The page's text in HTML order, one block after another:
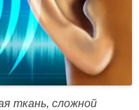
ткань, сложной